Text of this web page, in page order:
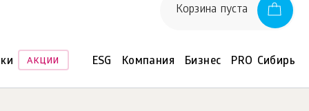
Корзина пуста
АКЦИИ ESG Компания Бизнес PRO Сибирь